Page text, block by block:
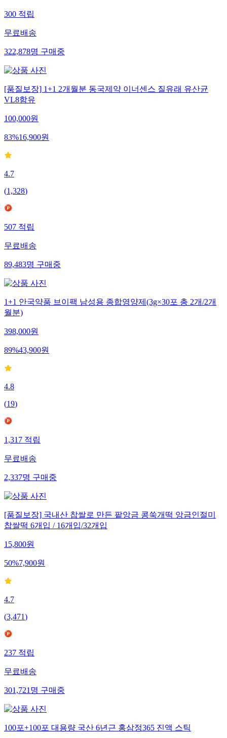
300적립
무료배송
322,878명구매중
[품질보장] 1+1 2개월분 동국제약 이너센스 질유래 유산균
VL8함유
100,000원
83%16,900원
4.7
(1,328)
507적립
무료배송
89,483명구매중
1+1 안국약품 브이팩 남성용 종합영양제(3g×30포 총 2개/2개
월분)
398,000원
89%43,900원
4.8
(19)
1,317적립
무료배송
2,337명구매중
[품질보장] 국내산 찹쌀로 만든 팥앙금 콩쑥개떡 앙금인절미
찹쌀떡 6개입 / 16개입/32개입
15,800원
50%7,900원
4.7
(3,471)
237적립
무료배송
301,721명구매중
100포+100포 대용량 국산 6년근 홍삼정365 진액 스틱